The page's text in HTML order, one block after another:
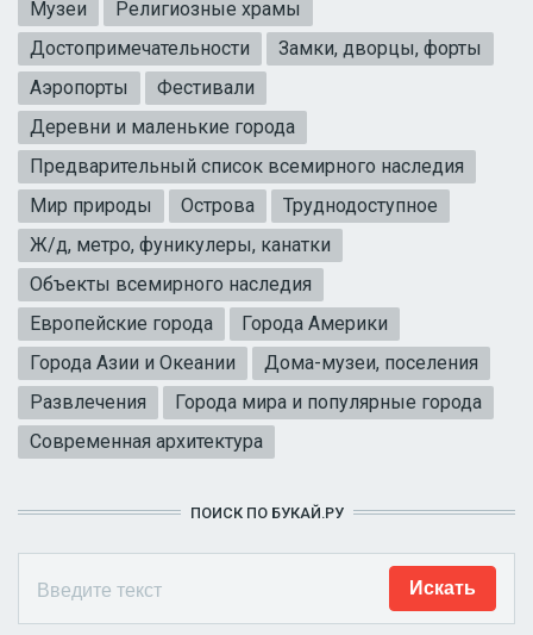
Музеи
Религиозные храмы
Достопримечательности
Замки, дворцы, форты
Аэропорты
Фестивали
Деревни и маленькие города
Предварительный список всемирного наследия
Мир природы
Острова
Труднодоступное
Ж/д, метро, фуникулеры, канатки
Объекты всемирного наследия
Европейские города
Города Америки
Города Азии и Океании
Дома-музеи, поселения
Развлечения
Города мира и популярные города
Современная архитектура
ПОИСК ПО БУКАЙ.РУ